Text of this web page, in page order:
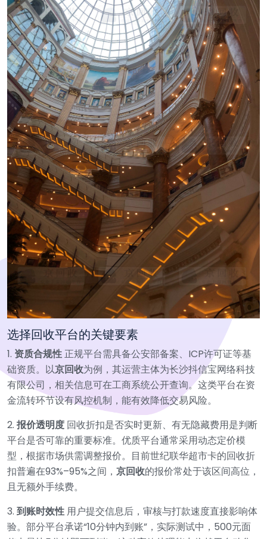
选择回收平台的关键要素
1. 资质合规性正规平台需具备公安部备案、ICP许可证等基
础资质。以京回收为例，其运营主体为长沙抖信宝网络科技
有限公司，相关信息可在工商系统公开查询。这类平台在资
金流转环节设有风控机制，能有效降低交易风险。
2. 报价透明度 回收折扣是否实时更新、有无隐藏费用是判断
平台是否可靠的重要标准。优质平台通常采用动态定价模
型，根据市场供需调整报价。目前世纪联华超市卡的回收折
扣普遍在93%–95%之间， 京回收的报价常处于该区间高位，
且无额外手续费。
3. 到账时效性 用户提交信息后，审核与打款速度直接影响体
验。部分平台承诺“10分钟内到账”，实际测试中，500元面